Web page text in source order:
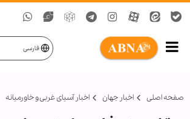
فارسی
صفحه اصلی اخبار جهان اخبار آسیای غربی و خاورمیانه